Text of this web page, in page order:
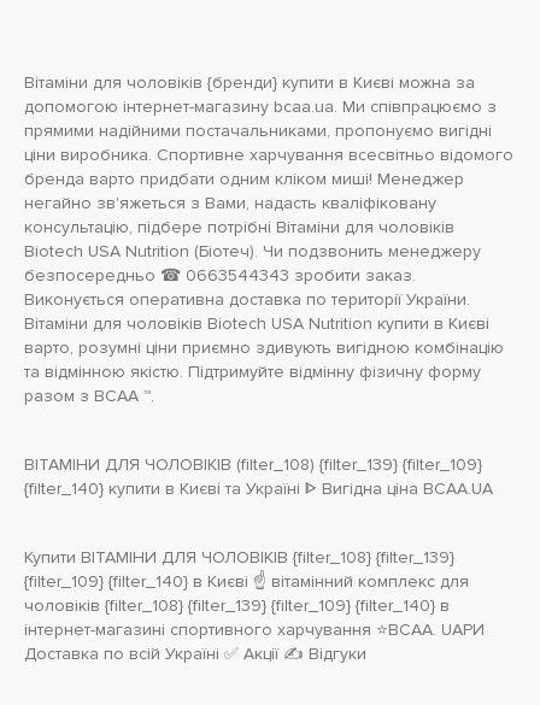
Вітаміни для чоловіків {бренди} купити в Києві можна за
допомогою інтернет-магазину bcaa.ua. Ми співпрацюємо з
прямими надійними постачальниками, пропонуємо вигідні
ціни виробника. Спортивне харчування всесвітньо відомого
бренда варто придбати одним кліком миші! Менеджер
негайно зв'яжеться з Вами, надасть кваліфіковану
консультацію, підбере потрібні Вітаміни для чоловіків
Biotech USA Nutrition (Біотеч). Чи подзвонить менеджеру
безпосередньо ☎ 0663544343 зробити заказ.
Виконується оперативна доставка по території України.
Вітаміни для чоловіків Biotech USA Nutrition купити в Києві
варто, розумні ціни приємно здивують вигідною комбінацію
та відмінною якістю. Підтримуйте відмінну фізичну форму
разом з BCAA ™.
ВІТАМІНИ ДЛЯ ЧОЛОВІКІВ (filter_108) {filter_139} {filter_109}
{filter_140} купити в Києві та Україні ᐈ Вигідна ціна BCAA.UA
Купити ВІТАМІНИ ДЛЯ ЧОЛОВІКІВ {filter_108} {filter_139}
{filter_109} {filter_140} в Києві ☝ вітамінний комплекс для
чоловіків {filter_108} {filter_139} {filter_109} {filter_140} в
інтернет-магазині спортивного харчування ⭐BCAA. UAРИ
Доставка по всій Україні ✅ Акції ✍ Відгуки